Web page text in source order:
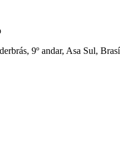
9º andar, Asa Sul,